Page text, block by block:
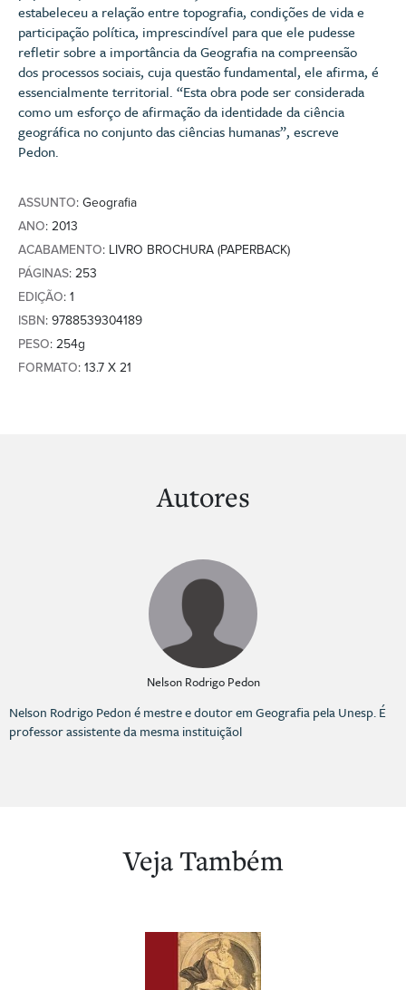
estabeleceu a relação entre topografia, condições de vida e
participação política, imprescindível para que ele pudesse
refletir sobre a importância da Geografia na compreensão
dos processos sociais, cuja questão fundamental, ele afirma, é
essencialmente territorial. “Esta obra pode ser considerada
como um esforço de afirmação da identidade da ciência
geográfica no conjunto das ciências humanas”, escreve
Pedon.
ASSUNTO: Geografia
ANO: 2013
ACABAMENTO: LIVRO BROCHURA (PAPERBACK)
PÁGINAS: 253
EDIÇÃO: 1
ISBN: 9788539304189
PESO: 254g
FORMATO: 13.7 X 21
Autores
Nelson Rodrigo Pedon
Nelson Rodrigo Pedon é mestre e doutor em Geografia pela Unesp. É
professor assistente da mesma instituiçãol
Veja Também